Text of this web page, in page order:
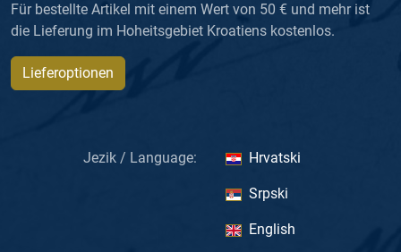
Für bestellte Artikel mit einem Wert von 50 € und mehr ist
die Lieferung im Hoheitsgebiet Kroatiens kostenlos.
Lieferoptionen
Jezik / Language: Hrvatski
Srpski
English